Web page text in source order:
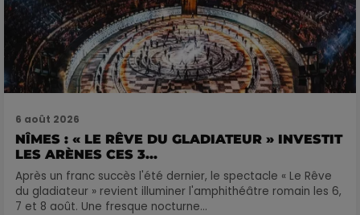
6 août 2026
NÎMES : « LE RÊVE DU GLADIATEUR » INVESTIT
LES ARÈNES CES 3...
Après un franc succès l'été dernier, le spectacle « Le Rêve
du gladiateur » revient illuminer l'amphithéâtre romain les 6,
7 et 8 août. Une fresque nocturne...